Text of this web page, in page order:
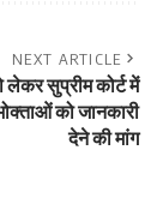
NEXT ARTICLE
सुप्रीम कोर्ट में
को जानकारी
देने की मांग